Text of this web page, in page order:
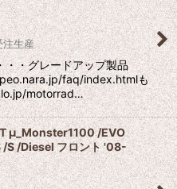
注生産
・グレードアップ製品
faq/index.htmlも
motorrad…
μ_Monster1100 /EVO
/Diesel フロント '08-